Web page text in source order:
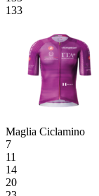
133
Maglia Ciclamino
7
11
14
20